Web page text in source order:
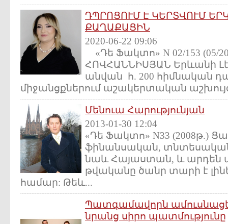
ԴՊՐՈՑՈՒՄ Է ԿԵՐՏՎՈՒՄ
ՔԱՂԱՔԱՑԻՆ
2020-06-22 09:06
«Դե Ֆակտո» N 02/153 (05/
ՀՈՎՀԱՆՆԻՍՅԱՆ Երևանի
անվան հ. 200 հիմնական
միջանցքներում աշակերտական
Մենուա Հարությունյան
2013-01-30 12:04
«Դե Ֆակտո» N33 (2008թ.)
ֆինանսական,
նաև Հայաստան, և արդեն
թվականը ծանր տարի է
համար: Թեև...
Պատգամավորն
նրանց սիրո պատմությունը